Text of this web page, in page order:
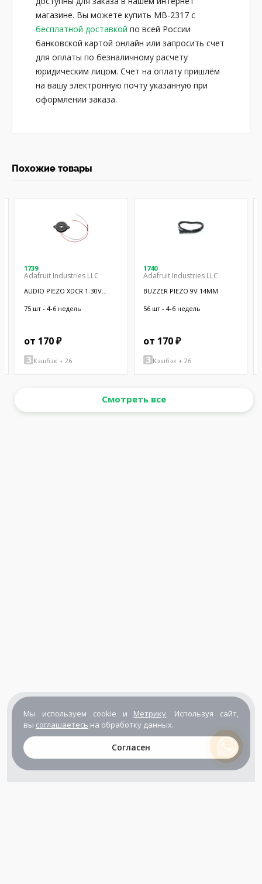
магазине. Вы можете купить MB-2317 с
бесплатной доставкой по всей России
банковской картой онлайн или запросить счет
для оплаты по безналичному расчету
юридическим лицом. Счет на оплату пришлём
на вашу электронную почту указанную при
оформлении заказа.
Похожие товары
1739
Adafruit Industries LLC
AUDIO PIEZO XDCR 1-30V
75 шт - 4-6 недель
от 170 ₽
Кэшбэк + 26
1740
Adafruit Industries LLC
BUZZER PIEZO 9V 14MM
56 шт - 4-6 недель
от 170 ₽
Кэшбэк + 26
Смотреть все
Мы используем cookie и Метрику. Используя сайт,
вы соглашаетесь на обработку данных.
Согласен